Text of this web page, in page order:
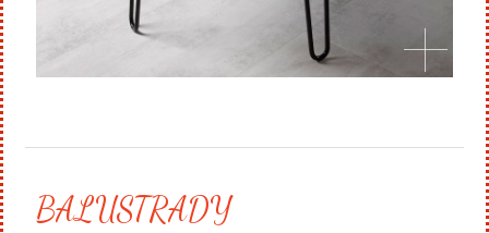
BALUSTRADY